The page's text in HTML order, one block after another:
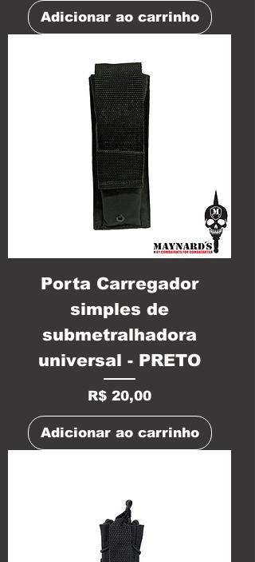
Adicionar ao carrinho
Porta Carregador
simples de
submetralhadora
universal - PRETO
Preço
R$ 20,00
Adicionar ao carrinho